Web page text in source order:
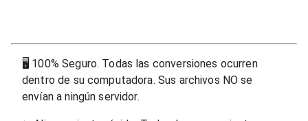
🖥 100% Seguro. Todas las conversiones ocurren
dentro de su computadora. Sus archivos NO se
envían a ningún servidor.